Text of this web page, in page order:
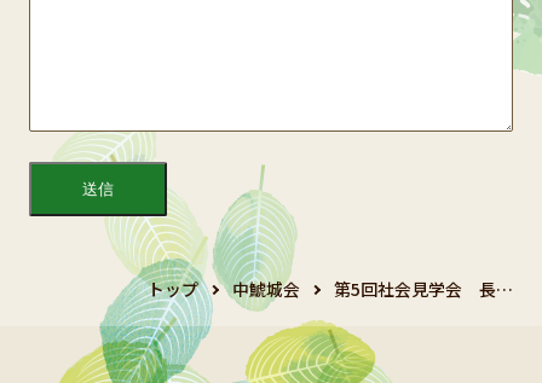
トップ 中鯱城会 第5回社会見学会 長…